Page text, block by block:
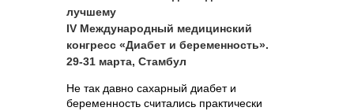
лучшему
IV Международный медицинский
конгресс «Диабет и беременность».
29-31 марта, Стамбул
Не так давно сахарный диабет и
беременность считались практически